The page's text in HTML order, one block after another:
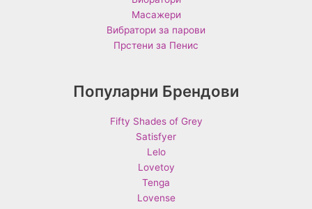
Масажери
Вибратори за парови
Прстени за Пенис
Популарни Брендови
Fifty Shades of Grey
Satisfyer
Lelo
Lovetoy
Tenga
Lovense